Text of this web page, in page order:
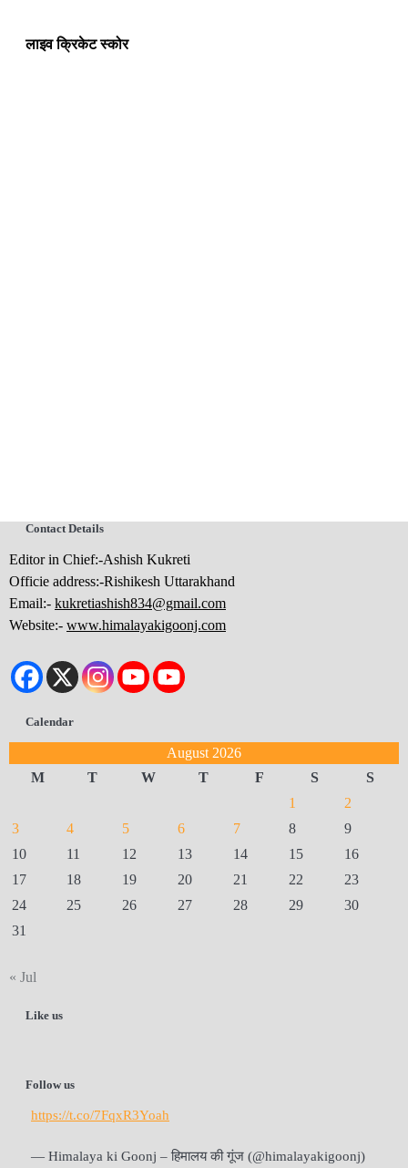
लाइव क्रिकेट स्कोर
Contact Details
Editor in Chief:-Ashish Kukreti
Officie address:-Rishikesh Uttarakhand
Email:- kukretiashish834@gmail.com
Website:- www.himalayakigoonj.com
Calendar
August 2026
M
T W T F S
S
1
2
3
4 5 6 7 8
9
10
11 12 13 14 15
16
17
18 19 20 21 22
23
24
25 26 27 28 29
30
31
« Jul
Like us
Follow us
https://t.co/7FqxR3Yoah
— Himalaya ki Goonj – हिमालय की गूंज (@himalayakigoonj)